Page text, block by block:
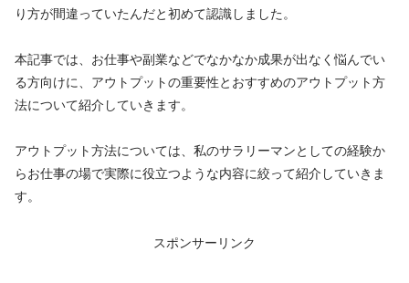
り方が間違っていたんだと初めて認識しました。
本記事では、お仕事や副業などでなかなか成果が出なく悩んでい
る方向けに、アウトプットの重要性とおすすめのアウトプット方
法について紹介していきます。
アウトプット方法については、私のサラリーマンとしての経験か
らお仕事の場で実際に役立つような内容に絞って紹介していきま
す。
スポンサーリンク